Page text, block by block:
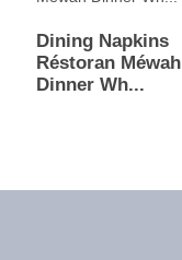
Dining Napkins
Réstoran Méwah
Dinner Wh...